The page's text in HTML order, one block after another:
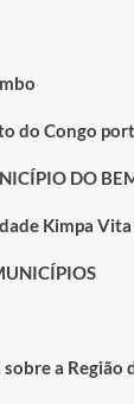
do Congo
DO
Kimpa
a Região